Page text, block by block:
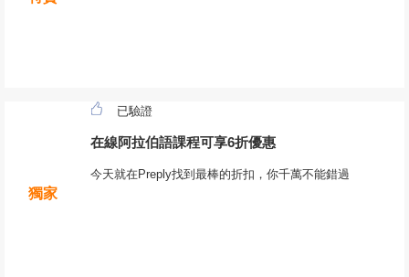
獨家
已驗證
在線阿拉伯語課程可享6折優惠
今天就在Preply找到最棒的折扣，你千萬不能錯過